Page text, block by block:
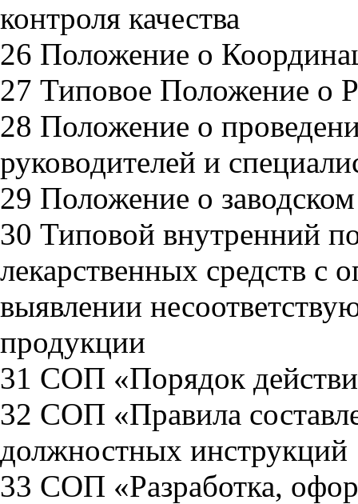
контроля качества
26 Положение о
27 Типовое Положение о
28 Положение о
руководителей и
29 Положение о
30 Типовой внутренний
лекарственных средств с
выявлении
продукции
31 СОП «Порядок
32 СОП «Правила
должностных инструкций
33 СОП «Разработка,